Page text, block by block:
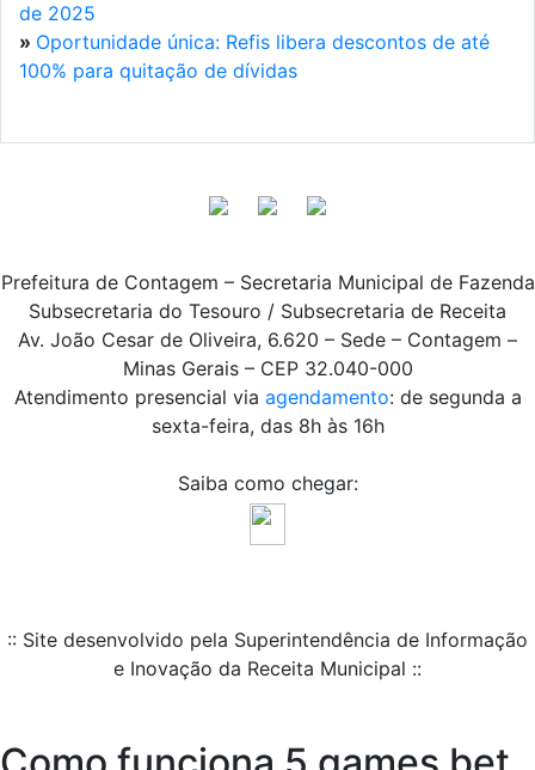
de 2025
» Oportunidade única: Refis libera descontos de até
100% para quitação de dívidas
Prefeitura de Contagem – Secretaria Municipal de Fazenda
Subsecretaria do Tesouro / Subsecretaria de Receita
Av. João Cesar de Oliveira, 6.620 – Sede – Contagem –
Minas Gerais – CEP 32.040-000
Atendimento presencial via agendamento: de segunda a
sexta-feira, das 8h às 16h
Saiba como chegar:
:: Site desenvolvido pela Superintendência de Informação
e Inovação da Receita Municipal ::